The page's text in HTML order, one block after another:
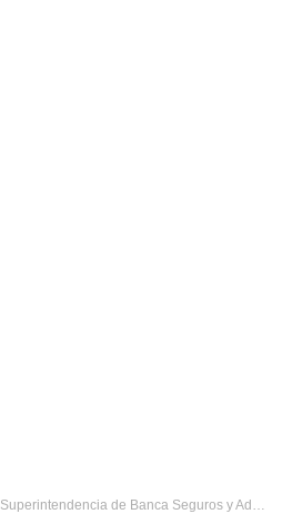
Superintendencia de Banca Seguros y Administradoras Privadas de Fondos de Pensiones